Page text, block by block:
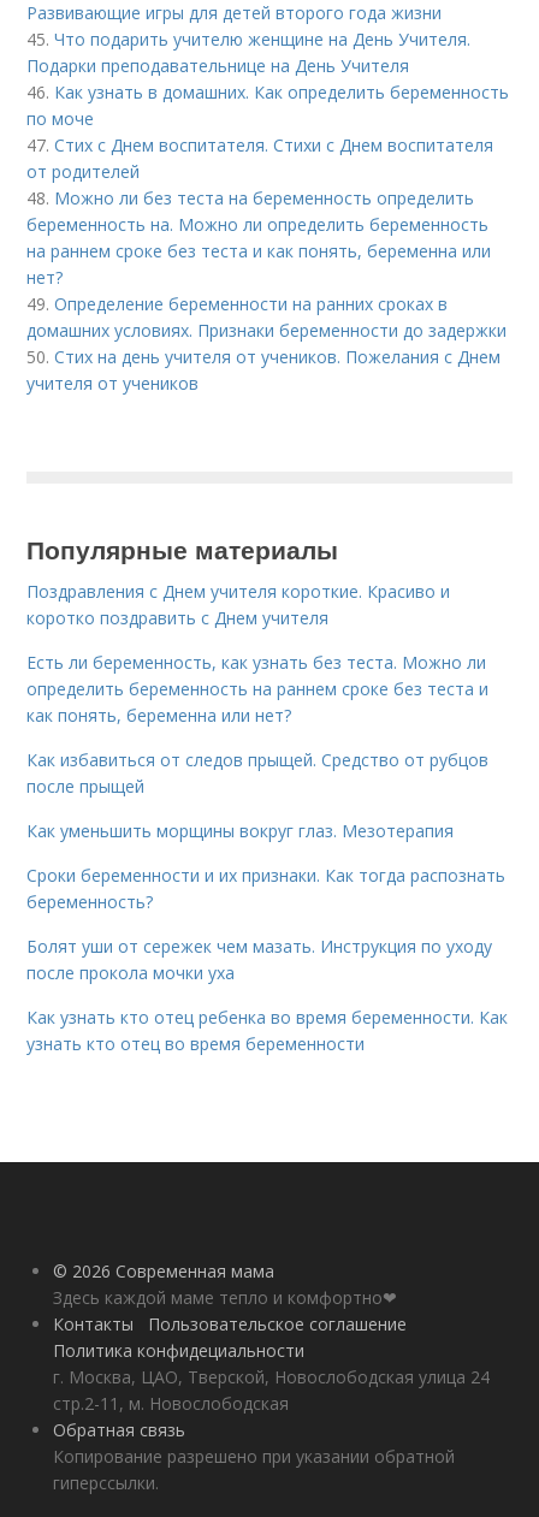
Развивающие игры для детей второго года жизни
45.Что подарить учителю женщине на День Учителя.
Подарки преподавательнице на День Учителя
46. Как узнать в домашних. Как определить беременность
по моче
47.Стих с Днем воспитателя. Стихи с Днем воспитателя
от родителей
48. Можно ли без теста на беременность определить
беременность на. Можно ли определить беременность
на раннем сроке без теста и как понять, беременна или
нет?
49.Определение беременности на ранних сроках в
домашних условиях. Признаки беременности до задержки
50.Стих на день учителя от учеников. Пожелания с Днем
учителя от учеников
Популярные материалы
Поздравления с Днем учителя короткие. Красиво и
коротко поздравить с Днем учителя
Есть ли беременность, как узнать без теста. Можно ли
определить беременность на раннем сроке без теста и
как понять, беременна или нет?
Как избавиться от следов прыщей. Средство от рубцов
после прыщей
Как уменьшить морщины вокруг глаз. Мезотерапия
Сроки беременности и их признаки. Как тогда распознать
беременность?
Болят уши от сережек чем мазать. Инструкция по уходу
после прокола мочки уха
Как узнать кто отец ребенка во время беременности. Как
узнать кто отец во время беременности
© 2026 Современная мама
Здесь каждой маме тепло и комфортно❤
Контакты
Пользовательское соглашение
Политика конфидециальности
г. Москва, ЦАО, Тверской, Новослободская улица 24
стр.2-11, м. Новослободская
Обратная связь
Копирование разрешено при указании обратной
гиперссылки.